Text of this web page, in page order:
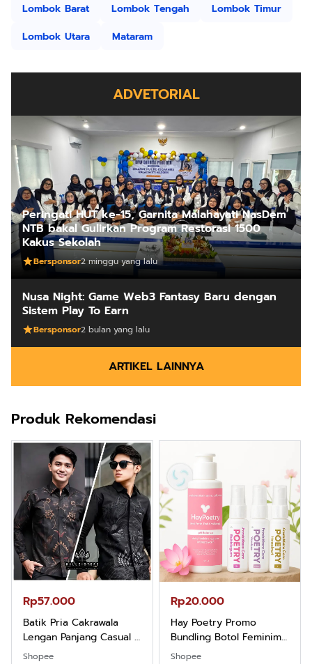
Lombok Barat Lombok Tengah
Lombok Timur
Lombok Utara
Mataram
ADVETORIAL
Peringati HUT ke-15, Garnita Malahayati NasDem
NTB bakal Gulirkan Program Restorasi 1500
Kakus Sekolah
Bersponsor2 minggu yang lalu
Nusa Night: Game Web3 Fantasy Baru dengan
Sistem Play To Earn
Bersponsor2 bulan yang lalu
ARTIKEL LAINNYA
Produk Rekomendasi
Rp57.000
Batik Pria Cakrawala
Lengan Panjang Casual -
Kemeja Batik Pria
Shopee
Rp20.000
Hay Poetry Promo
Bundling Botol Feminim
Care Perawatan
Shopee